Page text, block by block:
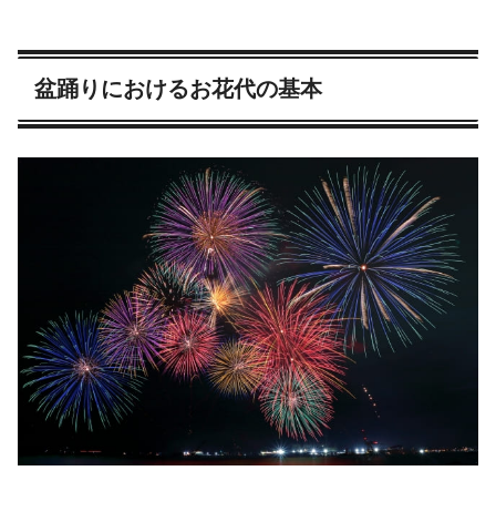
盆踊りにおけるお花代の基本